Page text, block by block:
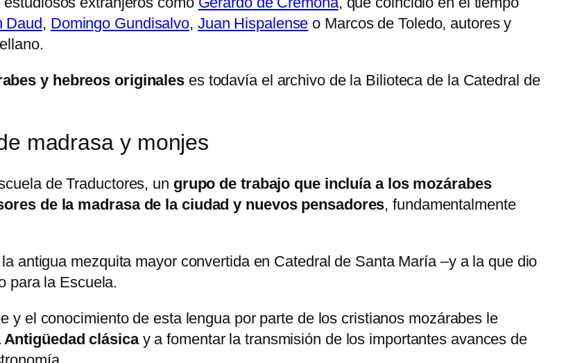
Daud, Domingo Gundisalvo, Juan Hispalense o Marcos de Toledo, autores y
y hebreos originales es todavía el archivo de la Bilioteca de la Catedral de
madrasa y monjes
de Traductores, un grupo de trabajo que incluía a los mozárabes
de la madrasa de la ciudad y nuevos pensadores, fundamentalmente
antigua mezquita mayor convertida en Catedral de Santa María –y a la que dio
para la Escuela.
y el conocimiento de esta lengua por parte de los cristianos mozárabes le
clásicay a fomentar la transmisión de los importantes avances de